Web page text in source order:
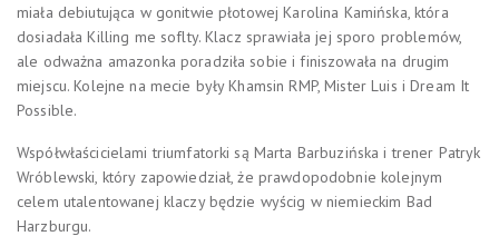
miała debiutująca w gonitwie płotowej Karolina Kamińska, która
dosiadała Killing me soflty. Klacz sprawiała jej sporo problemów,
ale odważna amazonka poradziła sobie i finiszowała na drugim
miejscu. Kolejne na mecie były Khamsin RMP, Mister Luis i Dream It
Possible.
Współwłaścicielami triumfatorki są Marta Barbuzińska i trener Patryk
Wróblewski, który zapowiedział, że prawdopodobnie kolejnym
celem utalentowanej klaczy będzie wyścig w niemieckim Bad
Harzburgu.